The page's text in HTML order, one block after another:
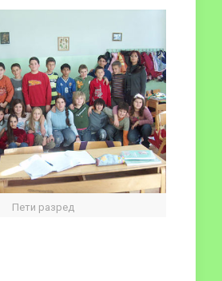
Пети разред